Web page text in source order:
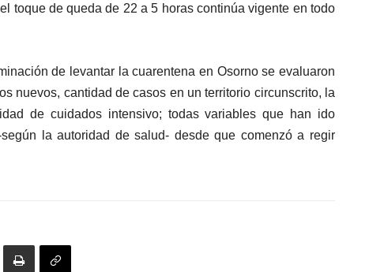
toque de queda de 22 a 5 horas continúa vigente en todo
de levantar la cuarentena en Osorno se evaluaron
nuevos, cantidad de casos en un territorio circunscrito, la
de cuidados intensivo; todas variables que han ido
la autoridad de salud- desde que comenzó a regir